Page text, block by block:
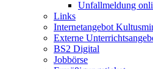
Unfallmeldung
Links
Internetangebot
Externe
BS2 Digital
Jobbörse